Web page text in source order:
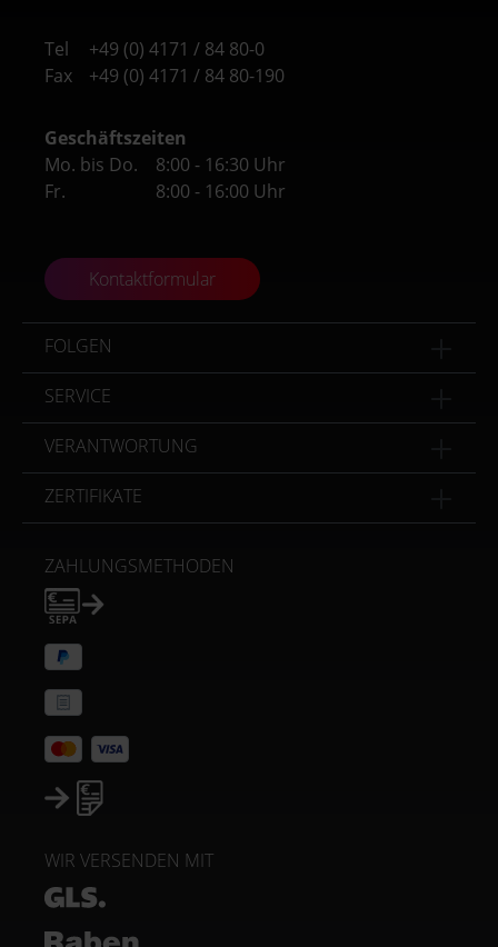
Tel
+49 (0) 4171 / 84 80-0
Fax
+49 (0) 4171 / 84 80-190
Geschäftszeiten
Mo. bis Do.
8:00 - 16:30 Uhr
Fr.
8:00 - 16:00 Uhr
Kontaktformular
FOLGEN
SERVICE
VERANTWORTUNG
ZERTIFIKATE
ZAHLUNGSMETHODEN
WIR VERSENDEN MIT